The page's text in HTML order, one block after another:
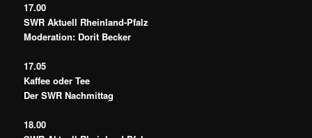
17.00
SWR Aktuell Rheinland-Pfalz
Moderation: Dorit Becker
17.05
Kaffee oder Tee
Der SWR Nachmittag
18.00